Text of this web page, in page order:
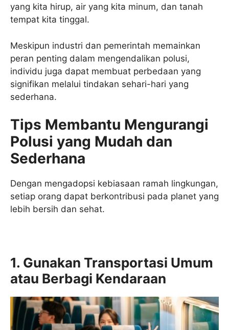
yang kita hirup, air yang kita minum, dan tanah
tempat kita tinggal.
Meskipun industri dan pemerintah memainkan
peran penting dalam mengendalikan polusi,
individu juga dapat membuat perbedaan yang
signifikan melalui tindakan sehari-hari yang
sederhana.
Tips Membantu Mengurangi
Polusi yang Mudah dan
Sederhana
Dengan mengadopsi kebiasaan ramah lingkungan,
setiap orang dapat berkontribusi pada planet yang
lebih bersih dan sehat.
1. Gunakan Transportasi Umum
atau Berbagi Kendaraan